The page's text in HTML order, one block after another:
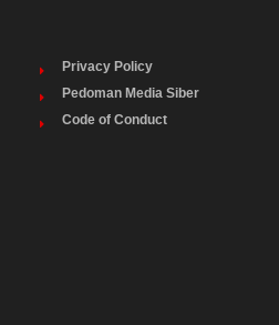
Privacy Policy
Pedoman Media Siber
Code of Conduct